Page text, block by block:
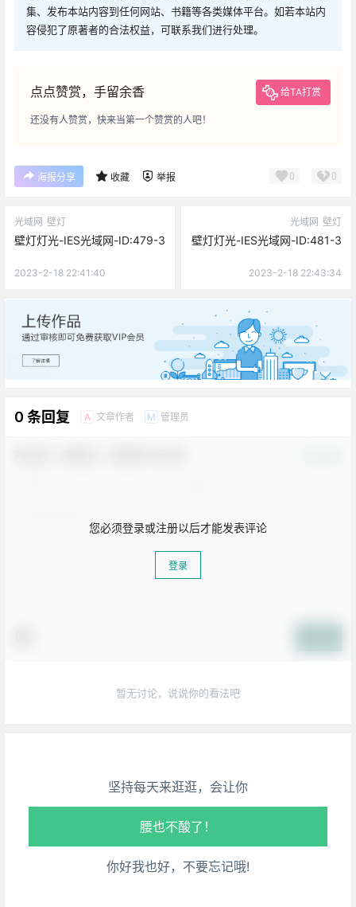
集、发布本站内容到任何网站、书籍等各类媒体平台。如若本站内
容侵犯了原著者的合法权益，可联系我们进行处理。
点点赞赏，手留余香 给TA打赏
还没有人赞赏，快来当第一个赞赏的人吧！
海报分享 收藏 举报 0 0
光域网 壁灯
壁灯灯光-IES光域网-ID:479-3
2023-2-18 22:41:40
光域网 壁灯
壁灯灯光-IES光域网-ID:481-3
2023-2-18 22:43:34
广告
0 条回复 A 文章作者 M 管理员
您必须登录或注册以后才能发表评论
登录
暂无讨论，说说你的看法吧
坚持每天来逛逛，会让你
生活也美好了！
你好我也好，不要忘记哦!